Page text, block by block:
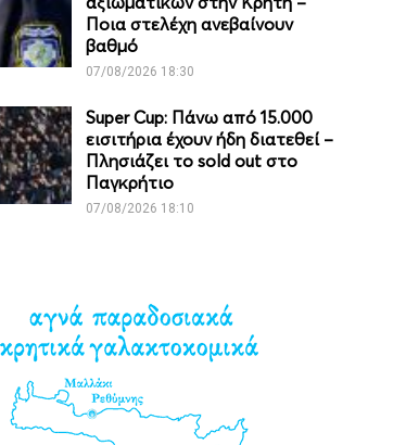
Ποια στελέχη ανεβαίνουν
βαθμό
07/08/2026 18:30
Super Cup: Πάνω από 15.000
εισιτήρια έχουν ήδη διατεθεί –
Πλησιάζει το sold out στο
Παγκρήτιο
07/08/2026 18:10